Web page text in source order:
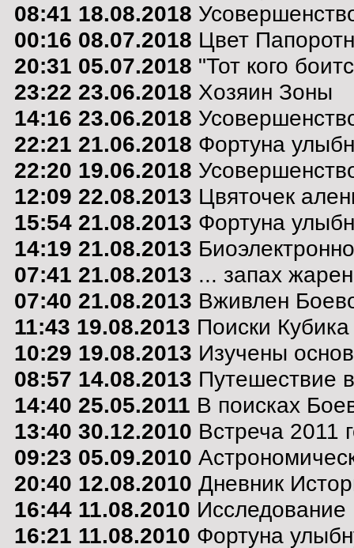
08:41 18.08.2018
00:16 08.07.2018 Цвет
20:31 05.07.2018 "Тот кого
23:22 23.06.2018 Хозяин Зоны
14:16 23.06.2018
22:21 21.06.2018 Фортуна
22:20 19.06.2018
12:09 22.08.2013 Цвяточек
15:54 21.08.2013 Фортуна
14:19 21.08.2013
07:41 21.08.2013 ... запах
07:40 21.08.2013 Вживлен
11:43 19.08.2013 Поиски Кубика
10:29 19.08.2013 Изучены
08:57 14.08.2013 Путешествие
14:40 25.05.2011 В поисках
13:40 30.12.2010 Встреча 2011
09:23 05.09.2010
20:40 12.08.2010 Дневник
16:44 11.08.2010 Исследование
16:21 11.08.2010 Фортуна